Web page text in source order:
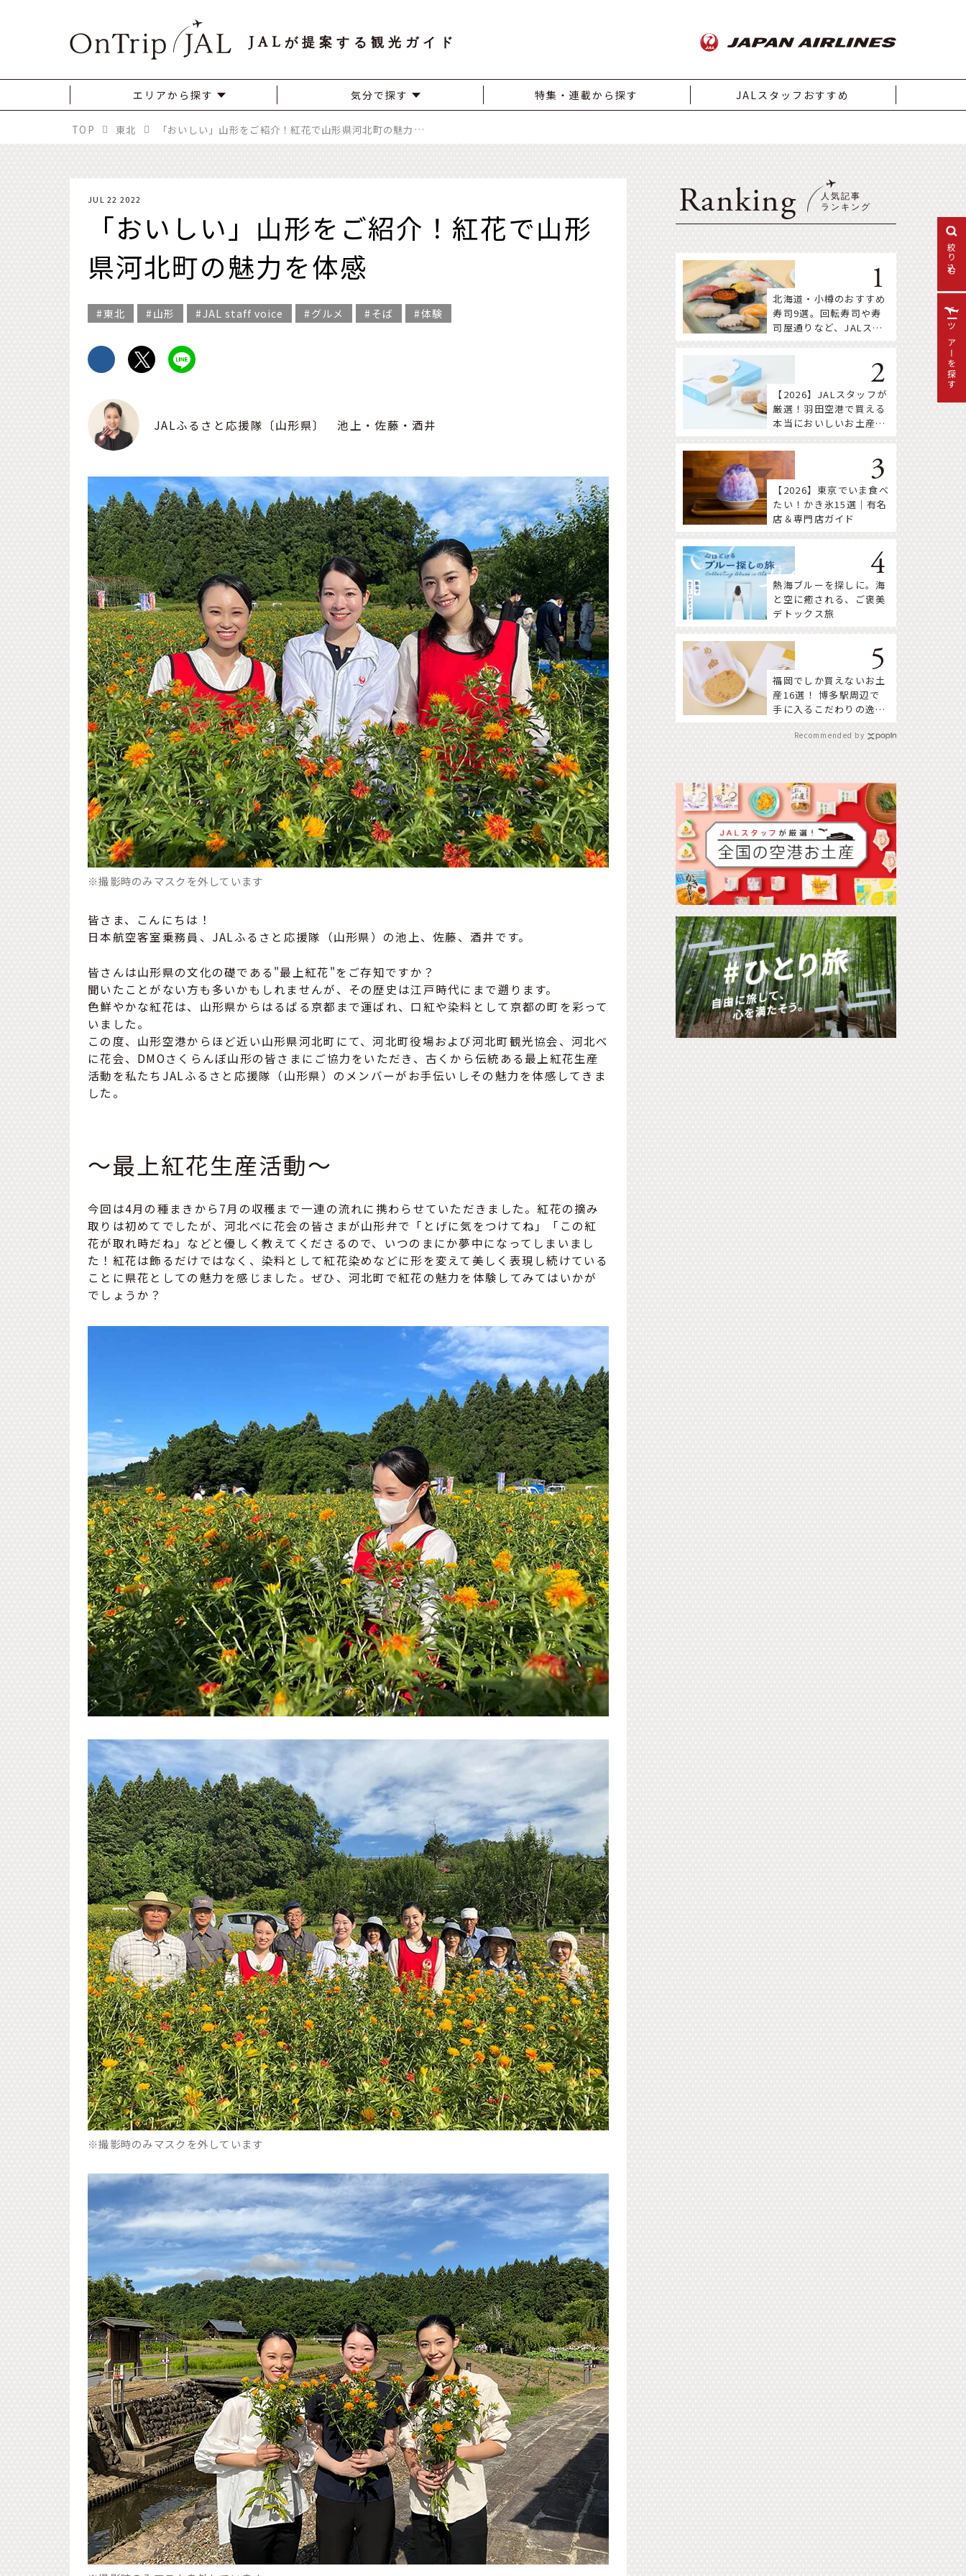
絞り込む
JAL が提案する観光ガイド
エリアから探す 気分で探す 特集・連載から探す JALスタッフおすすめ
TOP 東北 「おいしい」山形をご紹介！紅花で山形県河北町の魅力を体感
JUL 22 2022
「おいしい」山形をご紹介！紅花で山形
県河北町の魅力を体感
東北 山形 JAL staff voice グルメ そば 体験
JALふるさと応援隊〔山形県〕 池上・佐藤・酒井
※撮影時のみマスクを外しています
皆さま、こんにちは！
日本航空客室乗務員、JALふるさと応援隊（山形県）の池上、佐藤、酒井です。
皆さんは山形県の文化の礎である"最上紅花"をご存知ですか？
聞いたことがない方も多いかもしれませんが、その歴史は江戸時代にまで遡ります。
色鮮やかな紅花は、山形県からはるばる京都まで運ばれ、口紅や染料として京都の町を彩って
いました。
この度、山形空港からほど近い山形県河北町にて、河北町役場および河北町観光協会、河北べ
に花会、DMOさくらんぼ山形の皆さまにご協力をいただき、古くから伝統ある最上紅花生産
活動を私たちJALふるさと応援隊（山形県）のメンバーがお手伝いしその魅力を体感してきま
した。
～最上紅花生産活動～
今回は4月の種まきから7月の収穫まで一連の流れに携わらせていただきました。紅花の摘み
取りは初めてでしたが、河北べに花会の皆さまが山形弁で「とげに気をつけてね」「この紅
花が取れ時だね」などと優しく教えてくださるので、いつのまにか夢中になってしまいまし
た！紅花は飾るだけではなく、染料として紅花染めなどに形を変えて美しく表現し続けている
ことに県花としての魅力を感じました。ぜひ、河北町で紅花の魅力を体験してみてはいかが
でしょうか？
※撮影時のみマスクを外しています
Ranking
北海道・小樽のおすすめ
寿司9選。回転寿司や寿
司屋通りなど、JALスタ
【2026】JALスタッフが
厳選！羽田空港で買える
本当においしいお土産18
【2026】東京でいま食べ
たい！かき氷15選｜有名
店＆専門店ガイド
熱海ブルーを探しに。海
と空に癒される、ご褒美
デトックス旅
福岡でしか買えないお土
産16選！ 博多駅周辺で
手に入るこだわりの逸品
Recommended by
ツアーを探す